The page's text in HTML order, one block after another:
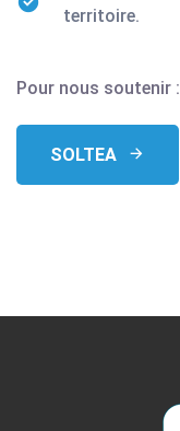
territoire.
Pour nous soutenir :
SOLTEA